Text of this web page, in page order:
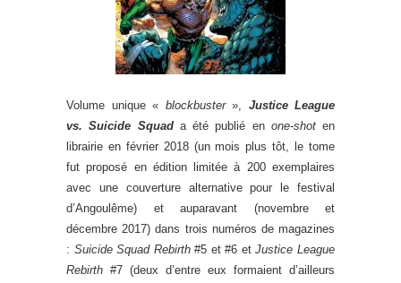
Volume unique « blockbuster», Justice League
vs. Suicide Squad a été publié en one-shoten
librairie en février 2018 (un mois plus tôt, le tome
fut proposé en édition limitée à 200 exemplaires
avec une couverture alternative pour le festival
d’Angoulême) et auparavant (novembre et
décembre 2017) dans trois numéros de magazines
: Suicide Squad Rebirth#5 et #6 etJustice League
Rebirth #7 (deux d’entre eux formaient d’ailleurs